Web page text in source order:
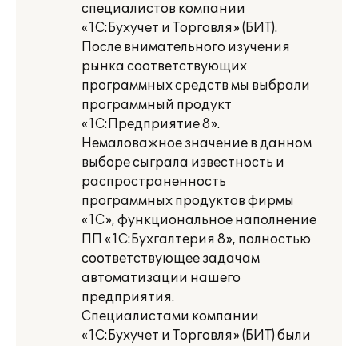
специалистов компании
«1С:Бухучет и Торговля» (БИТ).
После внимательного изучения
рынка соответствующих
программных средств мы выбрали
программный продукт
«1С:Предприятие 8».
Немаловажное значение в данном
выборе сыграла известность и
распространенность
программных продуктов фирмы
«1С», функциональное наполнение
ПП «1С:Бухгалтерия 8», полностью
соответствующее задачам
автоматизации нашего
предприятия.
Специалистами компании
«1С:Бухучет и Торговля» (БИТ) были